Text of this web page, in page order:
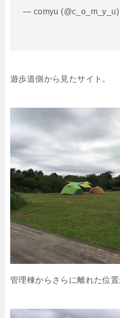
— comyu (@c_o_m_y_u)
遊歩道側から見たサイト。
管理棟からさらに離れた位置